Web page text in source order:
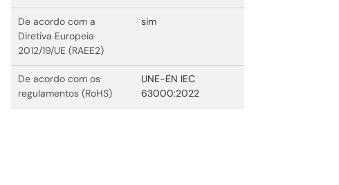
De acordo com a
Diretiva Europeia
2012/19/UE (RAEE2)
sim
De acordo com os
regulamentos (RoHS)
UNE-EN IEC
63000:2022